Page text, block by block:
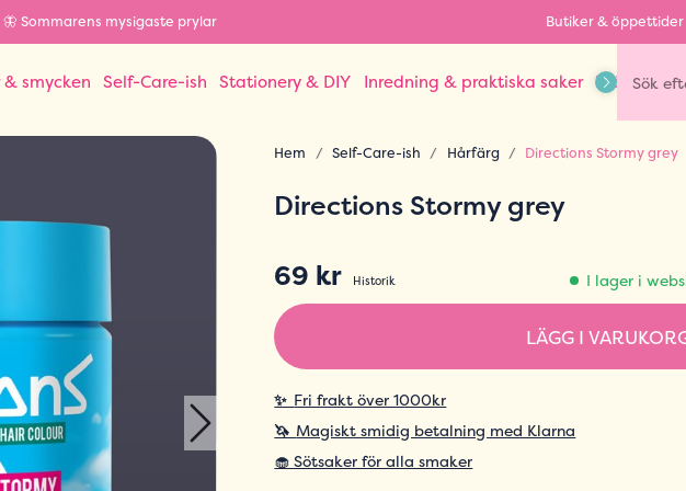
🦋 Sommarens mysigaste prylar Butiker & öppettider
smycken Self-Care-ish Stationery & DIY Inredning & praktiska saker Kläder &
Hem Self-Care-ish Hårfärg Directions Stormy grey
Directions Stormy grey
69 kr
Historik I lager i
LÄGG I
✨ Fri frakt över 1000kr
🦄 Magiskt smidig betalning med Klarna
🧁 Sötsaker för alla smaker